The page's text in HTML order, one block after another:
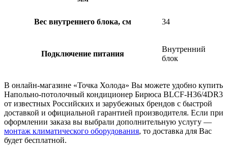
Вес внутреннего блока, см 34
Подключение питания
Внутренний
блок
В онлайн-магазине «Точка Холода» Вы можете удобно купить
Напольно-потолочный кондиционер Бирюса BLCF-H36/4DR3
от известных Российских и зарубежных брендов с быстрой
доставкой и официальной гарантией производителя. Если при
оформлении заказа вы выбрали дополнительную услугу —
монтаж климатического оборудования, то доставка для Вас
будет бесплатной.